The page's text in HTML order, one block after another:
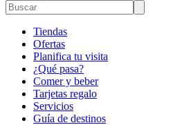
Tiendas
Ofertas
Planifica tu visita
¿Qué pasa?
Comer y beber
Tarjetas regalo
Servicios
Guía de destinos